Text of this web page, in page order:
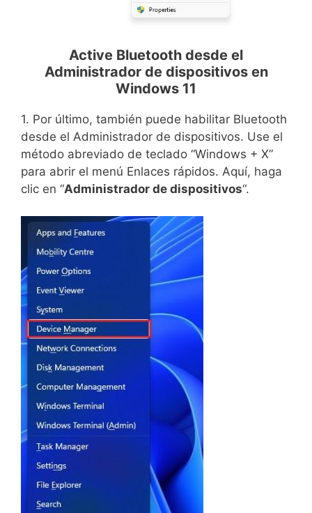
Active Bluetooth desde el
Administrador de dispositivos en
Windows 11
1. Por último, también puede habilitar Bluetooth
desde el Administrador de dispositivos. Use el
método abreviado de teclado “Windows + X”
para abrir el menú Enlaces rápidos. Aquí, haga
clic en “Administrador de dispositivos“.